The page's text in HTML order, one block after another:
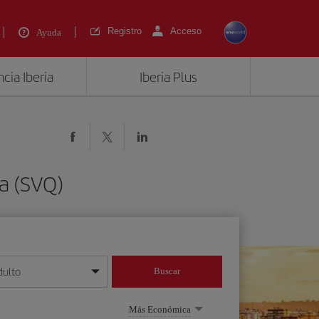
Ayuda Registro Acceso
Iberia Iberia Plus
(SVQ)
mes/año
Buscar
Más Económica